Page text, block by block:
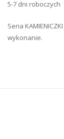
5-7 dni roboczych
Seria
wykonanie.